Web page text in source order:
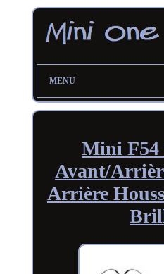
MENU
Mini F54
Avant/
Arrière